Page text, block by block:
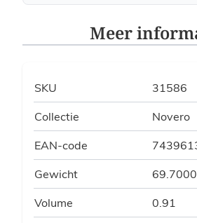
Meer
SKU 31586
Collectie Novero
EAN-code
Gewicht
Volume 0.91